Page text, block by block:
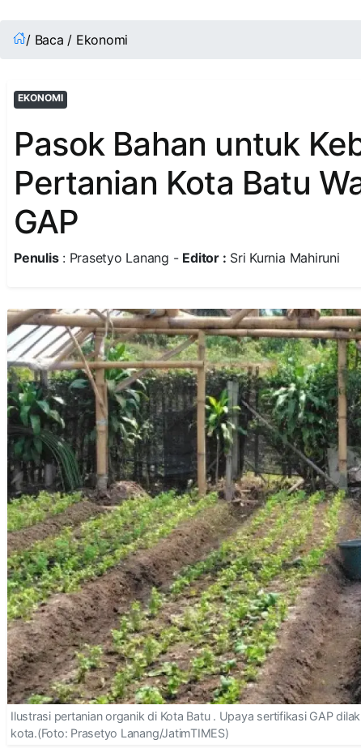
/ Baca / Ekonomi
EKONOMI
Pasok Bahan untuk
Pertanian Kota Batu
GAP
Penulis: Prasetyo Lanang - Editor : Sri Kurnia Mahiruni
Ilustrasi pertanian organik di Kota Batu . Upaya sertifikasi GAP
kota.(Foto: Prasetyo Lanang/JatimTIMES)